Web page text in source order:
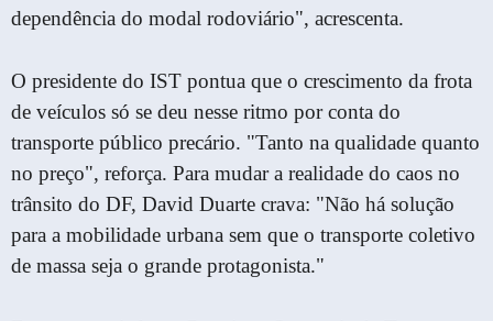
dependência do modal rodoviário", acrescenta.
O presidente do IST pontua que o crescimento da frota
de veículos só se deu nesse ritmo por conta do
transporte público precário. "Tanto na qualidade quanto
no preço", reforça. Para mudar a realidade do caos no
trânsito do DF, David Duarte crava: "Não há solução
para a mobilidade urbana sem que o transporte coletivo
de massa seja o grande protagonista."